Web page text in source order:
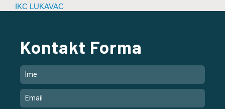
IKC LUKAVAC
Kontakt Forma